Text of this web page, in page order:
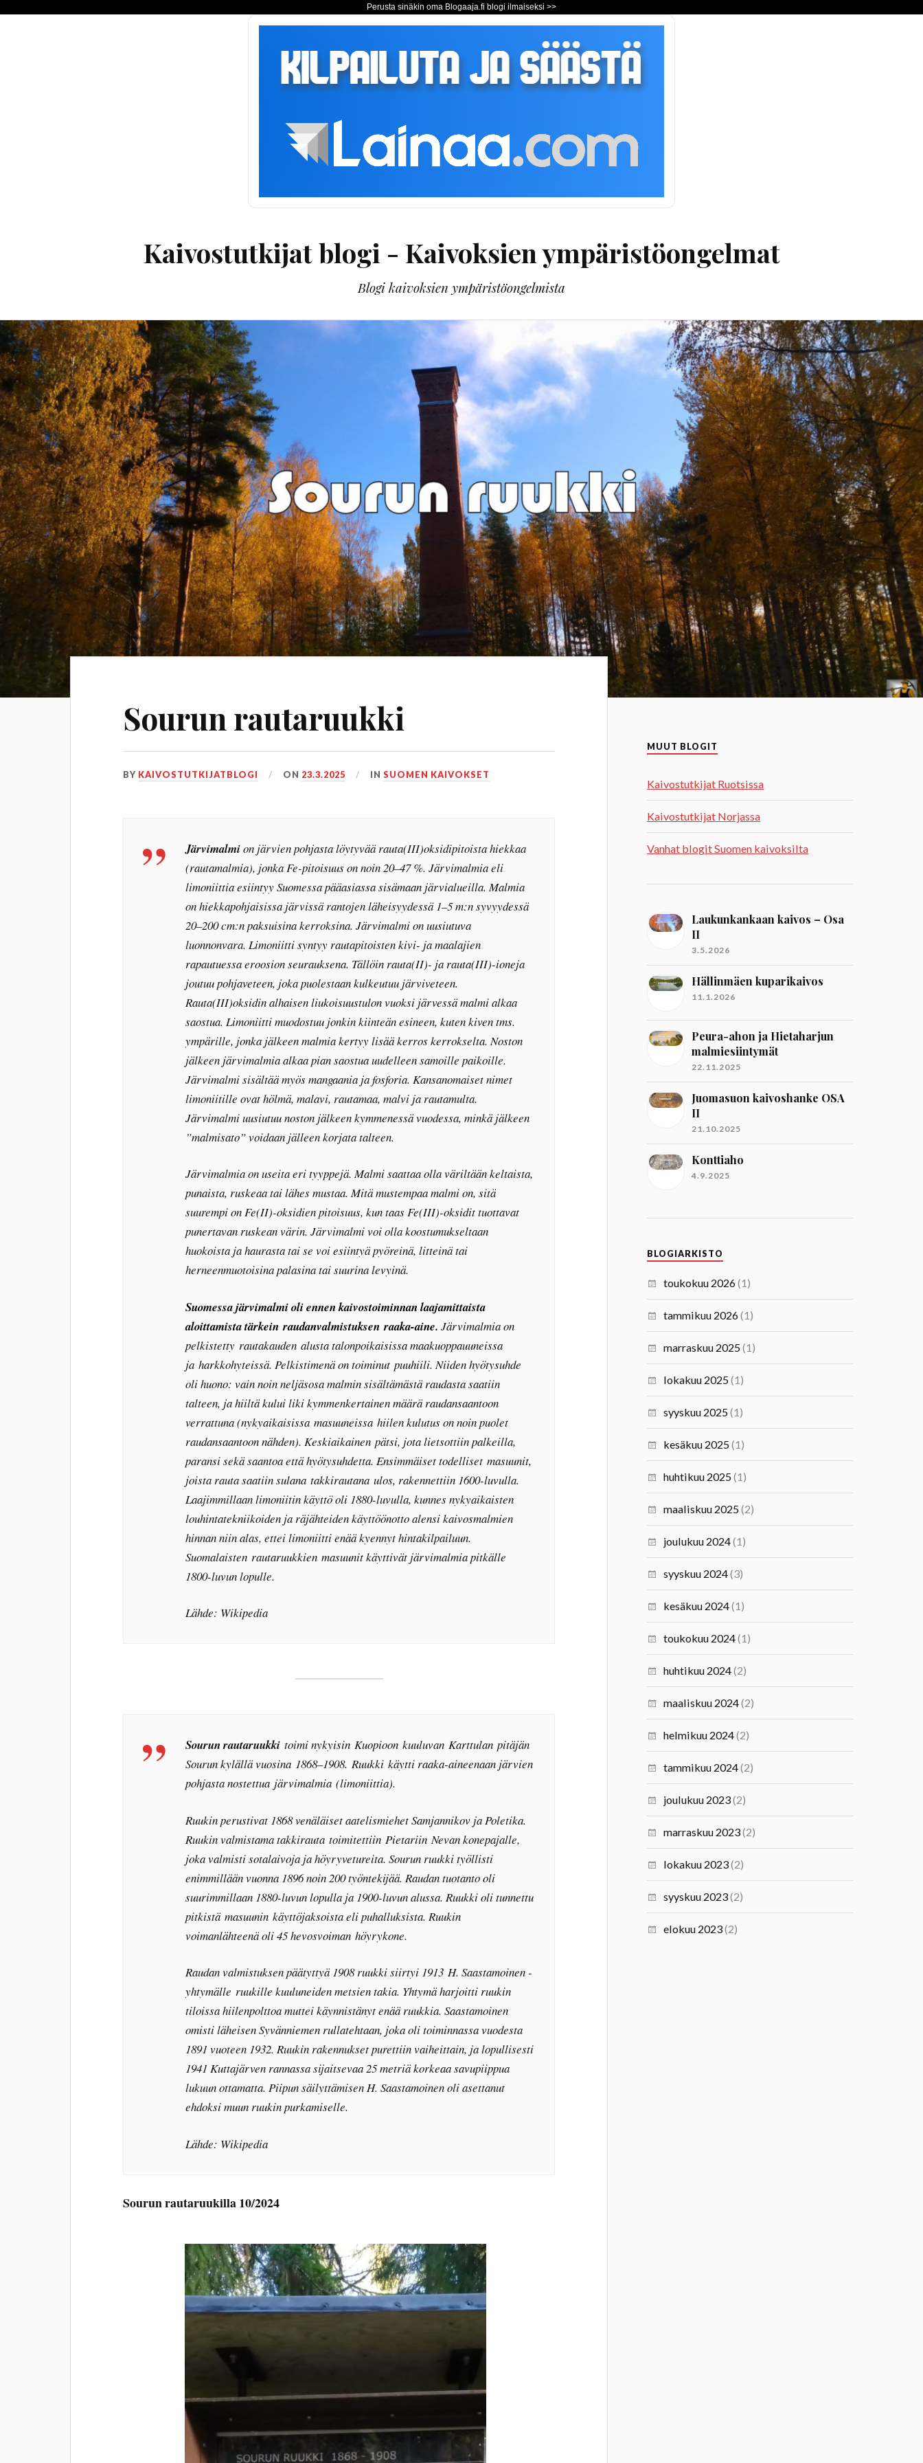
Perusta sinäkin oma Blogaaja.fi blogi ilmaiseksi >>
Kaivostutkijat blogi - Kaivoksien ympäristöongelmat
Blogi kaivoksien ympäristöongelmista
Sourun rautaruukki
BY KAIVOSTUTKIJATBLOGI ON 23.3.2025 INSUOMEN KAIVOKSET
Järvimalmion järvien pohjasta löytyvää rauta(III)oksidipitoista hiekkaa
(rautamalmia), jonka Fe-pitoisuus on noin 20–47 %. Järvimalmia eli
limoniittia esiintyy Suomessa pääasiassa sisämaan järvialueilla. Malmia
on hiekkapohjaisissa järvissä rantojen läheisyydessä 1–5 m:n syvyydessä
20–200 cm:n paksuisina kerroksina. Järvimalmi on uusiutuva
luonnonvara. Limoniitti syntyy rautapitoisten kivi- ja maalajien
rapautuessa eroosion seurauksena. Tällöin rauta(II)- ja rauta(III)-ioneja
joutuu pohjaveteen, joka puolestaan kulkeutuu järviveteen.
Rauta(III)oksidin alhaisen liukoisuustulon vuoksi järvessä malmi alkaa
saostua. Limoniitti muodostuu jonkin kiinteän esineen, kuten kiven tms.
ympärille, jonka jälkeen malmia kertyy lisää kerros kerrokselta. Noston
jälkeen järvimalmia alkaa pian saostua uudelleen samoille paikoille.
Järvimalmi sisältää myös mangaania ja fosforia. Kansanomaiset nimet
limoniitille ovat hölmä, malavi, rautamaa, malvi ja rautamulta.
Järvimalmi uusiutuu noston jälkeen kymmenessä vuodessa, minkä jälkeen
”malmisato” voidaan jälleen korjata talteen.
Järvimalmia on useita eri tyyppejä. Malmi saattaa olla väriltään keltaista,
punaista, ruskeaa tai lähes mustaa. Mitä mustempaa malmi on, sitä
suurempi on Fe(II)-oksidien pitoisuus, kun taas Fe(III)-oksidit tuottavat
punertavan ruskean värin. Järvimalmi voi olla koostumukseltaan
huokoista ja haurasta tai se voi esiintyä pyöreinä, litteinä tai
herneenmuotoisina palasina tai suurina levyinä.
Suomessa järvimalmi oli ennen kaivostoiminnan laajamittaista
aloittamista tärkein raudanvalmistuksen raaka-aine. Järvimalmia on
pelkistetty rautakauden alusta talonpoikaisissa maakuoppauuneissa
ja harkkohyteissä. Pelkistimenä on toiminut puuhiili. Niiden hyötysuhde
oli huono: vain noin neljäsosa malmin sisältämästä raudasta saatiin
talteen, ja hiiltä kului liki kymmenkertainen määrä raudansaantoon
verrattuna (nykyaikaisissa masuuneissa hiilen kulutus on noin puolet
raudansaantoon nähden). Keskiaikainen pätsi, jota lietsottiin palkeilla,
paransi sekä saantoa että hyötysuhdetta. Ensimmäiset todelliset masuunit,
joista rauta saatiin sulana takkirautana ulos, rakennettiin 1600-luvulla.
Laajimmillaan limoniitin käyttö oli 1880-luvulla, kunnes nykyaikaisten
louhintatekniikoiden ja räjähteiden käyttöönotto alensi kaivosmalmien
hinnan niin alas, ettei limoniitti enää kyennyt hintakilpailuun.
Suomalaisten rautaruukkien masuunit käyttivät järvimalmia pitkälle
1800-luvun lopulle.
Lähde: Wikipedia
Sourun rautaruukki toimi nykyisin Kuopioon kuuluvan Karttulan pitäjän
Sourun kylällä vuosina 1868–1908. Ruukki käytti raaka-aineenaan järvien
pohjasta nostettua järvimalmia (limoniittia).
Ruukin perustivat 1868 venäläiset aatelismiehet Samjannikov ja Poletika.
Ruukin valmistama takkirauta toimitettiin Pietariin Nevan konepajalle,
joka valmisti sotalaivoja ja höyryvetureita. Sourun ruukki työllisti
enimmillään vuonna 1896 noin 200 työntekijää. Raudan tuotanto oli
suurimmillaan 1880-luvun lopulla ja 1900-luvun alussa. Ruukki oli tunnettu
pitkistä masuunin käyttöjaksoista eli puhalluksista. Ruukin
voimanlähteenä oli 45 hevosvoiman höyrykone.
Raudan valmistuksen päätyttyä 1908 ruukki siirtyi 1913 H. Saastamoinen -
yhtymälle ruukille kuuluneiden metsien takia. Yhtymä harjoitti ruukin
tiloissa hiilenpolttoa muttei käynnistänyt enää ruukkia. Saastamoinen
omisti läheisen Syvänniemen rullatehtaan, joka oli toiminnassa vuodesta
1891 vuoteen 1932. Ruukin rakennukset purettiin vaiheittain, ja lopullisesti
1941 Kuttajärven rannassa sijaitsevaa 25 metriä korkeaa savupiippua
lukuun ottamatta. Piipun säilyttämisen H. Saastamoinen oli asettanut
ehdoksi muun ruukin purkamiselle.
Lähde: Wikipedia
Sourun rautaruukilla 10/2024
MUUT BLOGIT
Kaivostutkijat Ruotsissa
Kaivostutkijat Norjassa
Vanhat blogit Suomen kaivoksilta
Laukunkankaan kaivos – Osa
II
3.5.2026
Hällinmäen kuparikaivos
11.1.2026
Peura-ahon ja Hietaharjun
malmiesiintymät
22.11.2025
Juomasuon kaivoshanke OSA
II
21.10.2025
Konttiaho
4.9.2025
BLOGIARKISTO
toukokuu 2026(1)
tammikuu 2026(1)
marraskuu 2025(1)
lokakuu 2025(1)
syyskuu 2025(1)
kesäkuu 2025(1)
huhtikuu 2025(1)
maaliskuu 2025(2)
joulukuu 2024(1)
syyskuu 2024(3)
kesäkuu 2024(1)
toukokuu 2024(1)
huhtikuu 2024(2)
maaliskuu 2024(2)
helmikuu 2024(2)
tammikuu 2024(2)
joulukuu 2023(2)
marraskuu 2023(2)
lokakuu 2023(2)
syyskuu 2023(2)
elokuu 2023(2)